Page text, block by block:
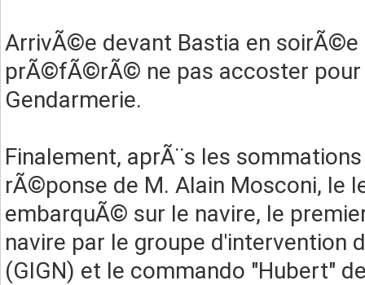
ArrivÃ©e devant Bastia en
prÃ©fÃ©rÃ© ne pas accoster
Gendarmerie.
Finalement, aprÃ¨s les
rÃ©ponse de M. Alain Mosconi, le
embarquÃ© sur le navire, le
navire par le groupe d'intervention
(GIGN) et le commando "Hubert"